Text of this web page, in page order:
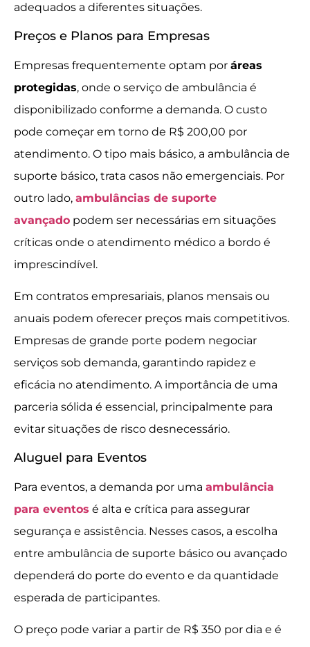
adequados a diferentes situações.
Preços e Planos para Empresas
Empresas frequentemente optam por áreas
protegidas, onde o serviço de ambulância é
disponibilizado conforme a demanda. O custo
pode começar em torno de R$ 200,00 por
atendimento. O tipo mais básico, a ambulância de
suporte básico, trata casos não emergenciais. Por
outro lado, ambulâncias de suporte
avançado podem ser necessárias em situações
críticas onde o atendimento médico a bordo é
imprescindível.
Em contratos empresariais, planos mensais ou
anuais podem oferecer preços mais competitivos.
Empresas de grande porte podem negociar
serviços sob demanda, garantindo rapidez e
eficácia no atendimento. A importância de uma
parceria sólida é essencial, principalmente para
evitar situações de risco desnecessário.
Aluguel para Eventos
Para eventos, a demanda por uma ambulância
para eventos é alta e crítica para assegurar
segurança e assistência. Nesses casos, a escolha
entre ambulância de suporte básico ou avançado
dependerá do porte do evento e da quantidade
esperada de participantes.
O preço pode variar a partir de R$ 350 por dia e é